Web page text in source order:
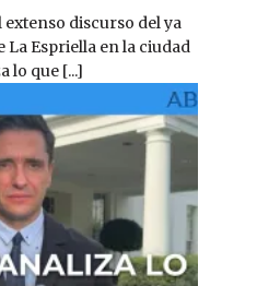
discurso del ya
La Espriella en la ciudad
lo que [...]